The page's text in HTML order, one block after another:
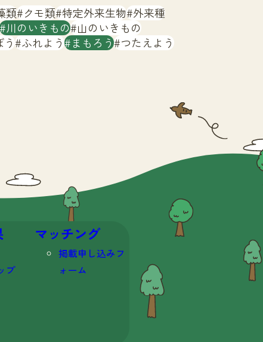
類 クモ類 特定外来生物 外来種
川のいきもの 山のいきもの
う ふれよう まもろう つたえよう
プ
マッチング
掲載申し込みフ
ォーム